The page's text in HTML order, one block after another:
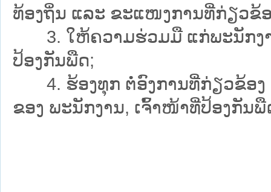
ທ້ອງຖິ່ນ ແລະ ຂະແໜງການທີ່ກ່ຽວຂ້
3. ໃຫ້ຄວາມຮ່ວມມື ແກ່ພະນັກງາ
ປ້ອງກັນພືດ;
4. ຮ້ອງທຸກ ຕໍ່ອົງການທີ່ກ່ຽວຂ້ອງ
ຂອງ ພະນັກງານ, ເຈົ້າໜ້າທີ່ປ້ອງກັນ